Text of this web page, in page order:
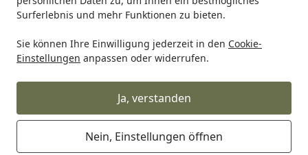
Surferlebnis und mehr Funktionen zu bieten.
Sie können Ihre Einwilligung jederzeit in den Cookie-
Einstellungen anpassen oder widerrufen.
Ja, verstanden
Nein, Einstellungen öffnen
Startseite
RK Rk Motorradkette RK Kette 428KRO 126 Glieder
RK Kette 428KRO 126 Glieder